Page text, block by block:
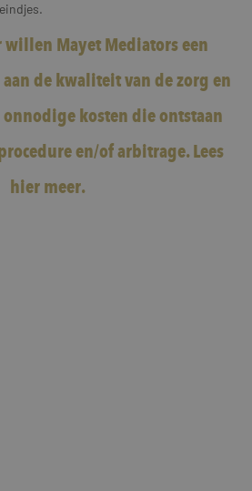
willen Mayet Mediators een
de kwaliteit van de zorg en
kosten die ontstaan
en/of arbitrage. Lees
hier meer.